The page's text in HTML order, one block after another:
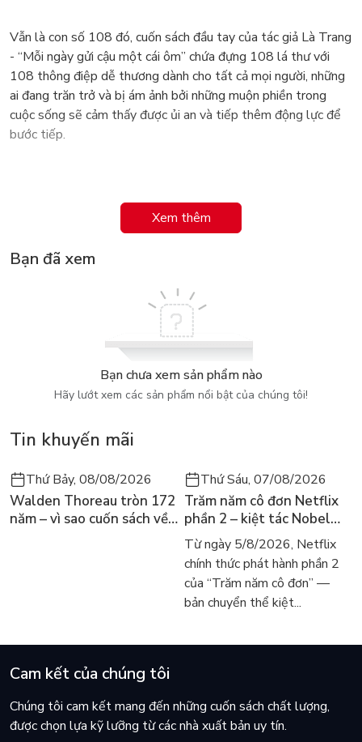
Vẫn là con số 108 đó, cuốn sách đầu tay của tác giả Là Trang
- “Mỗi ngày gửi cậu một cái ôm” chứa đựng 108 lá thư với
108 thông điệp dễ thương dành cho tất cả mọi người, những
ai đang trăn trở và bị ám ảnh bởi những muộn phiền trong
cuộc sống sẽ cảm thấy được ủi an và tiếp thêm động lực để
bước tiếp.
“Mỗi ngày gửi cậu một cái ôm” mong bạn là phiên bản hạnh
phúc hơn chính mình của ngày hôm qua.
quá khứ, không áp lực bởi điều chưa xảy đến trong tương lai
và sống trọn vẹn từng khoảnh khắc của hiện tại.
“Mỗi ngày gửi cậu một cái ôm” mong bạn yêu thương mình
trong những lúc rực rỡ nhất, nhưng cũng không quên vỗ về
xúc của bản thân dù đó có là tích cực hay tiêu cực.
….
Với vỏn vẹn 256 trang sách, Là Trang chia sẻ những thông
điệp và góc nhìn thú vị về tình yêu, gia đình, học tập, ước mơ,...
tất tần tật những gì khiến chúng mình bận tâm và băn khoăn.
Hy vọng bạn trong những lúc chênh vênh nhất sẽ được cổ vũ
Xem thêm
Bạn đã xem
Bạn chưa xem sản phẩm nào
Hãy lướt xem các sản phẩm nổi bật của chúng tôi!
Tin khuyến mãi
Thứ Bảy, 08/08/2026
Walden Thoreau tròn 172
năm – vì sao cuốn sách về
Thứ Sáu, 07/08/2026
Trăm năm cô đơn Netflix
phần 2 – kiệt tác Nobel
trở lại màn ảnh, dòng
người tìm đọc lại García
Márquez
Từ ngày 5/8/2026, Netflix
chính thức phát hành phần 2
của “Trăm năm cô đơn” —
bản chuyển thể kiệt...
Cam kết của chúng tôi
Chúng tôi cam kết mang đến những cuốn sách chất lượng,
được chọn lựa kỹ lưỡng từ các nhà xuất bản uy tín.